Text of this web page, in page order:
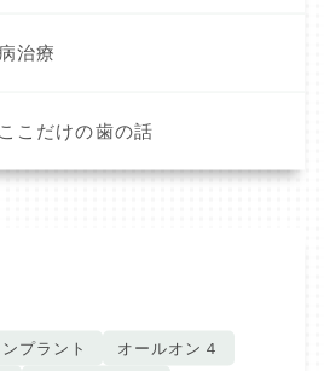
治療
こだけの歯の話
プラント
オールオン４